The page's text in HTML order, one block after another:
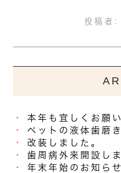
投稿者:
本年も宜しくお願
ペットの液体歯磨
改装しました。
歯周病外来開設し
年末年始のお知らせ